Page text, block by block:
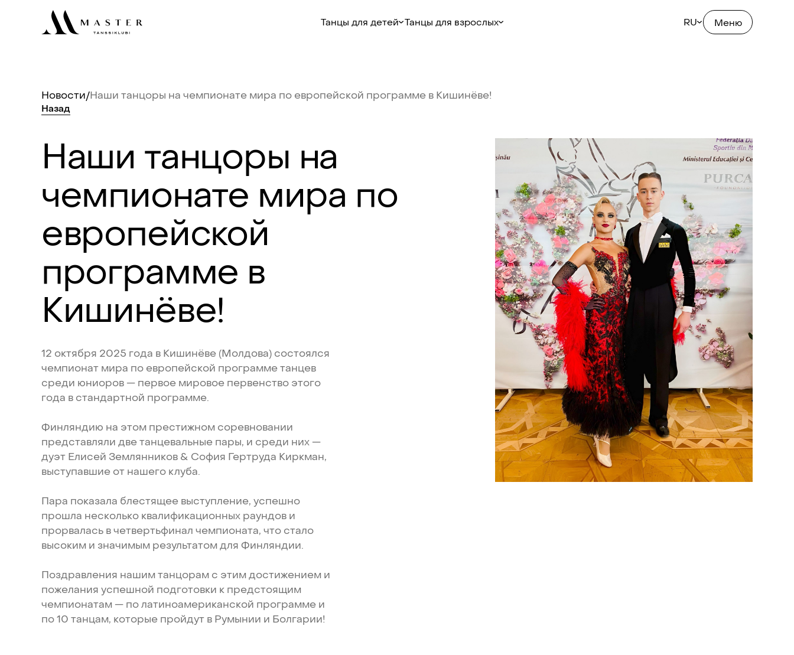
Танцы для детей Танцы для взрослых RU Меню
Новости/Наши танцоры на чемпионате мира по европейской программе в Кишинёве!
Назад
Наши танцоры на
чемпионате мира по
европейской
программе в
Кишинёве!
12 октября 2025 года в Кишинёве (Молдова) состоялся
чемпионат мира по европейской программетанцев
среди юниоров — первое мировое первенство этого
года в стандартной программе.
Финляндию на этом престижном соревновании
представляли дветанцевальные пары, и среди них —
дуэт Елисей Землянников & София Гертруда Киркман,
выступавшие от нашего клуба.
Пара показала блестящее выступление, успешно
прошла несколько квалификационных раундов и
прорвалась вчетвертьфинал чемпионата, что стало
высоким и значимым результатом для Финляндии.
Поздравления нашим танцорам с этим достижением и
пожелания успешной подготовки к предстоящим
чемпионатам — полатиноамериканской программе и
по10 танцам, которые пройдут в Румынии и Болгарии!